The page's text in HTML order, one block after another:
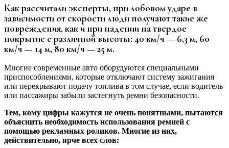
Как рассчитали эксперты, при лобовом ударе в
зависимости от скорости люди получают такие же
повреждения, как и при падении на твердое
покрытие с различной высоты: 40 км/ч — 6,3 м, 60
км/ч — 14 м, 80 км/ч — 25 м.
Многие современные авто оборудуются специальными
приспособлениями, которые отключают систему зажигания
или перекрывают подачу топлива в том случае, если водитель
или пассажиры забыли застегнуть ремни безопасности.
Тем, кому цифры кажутся не очень понятными, пытаются
объяснить необходимость использования ремней с
помощью рекламных роликов. Многие из них,
действительно, ярче всех слов: